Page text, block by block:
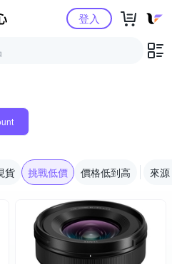
Yahoo購物中心登入
貨 挑戰低價 價格低到高 來源